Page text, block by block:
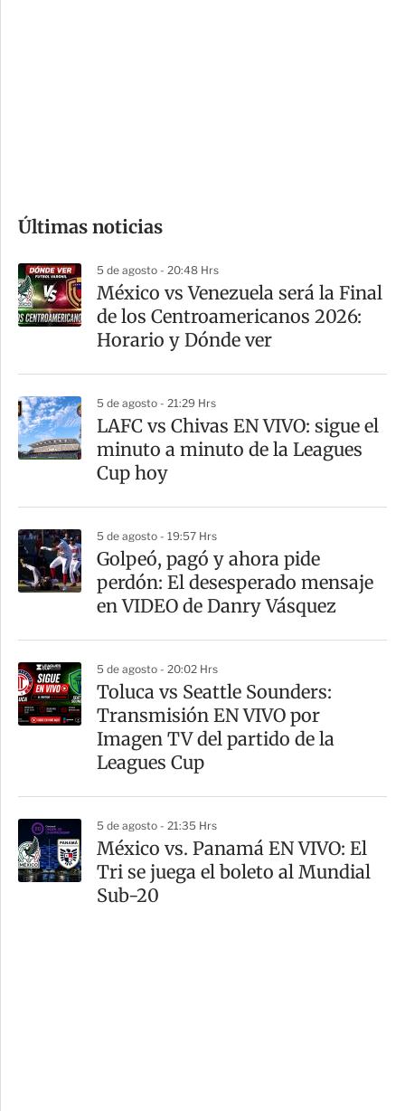
m
a
r
t
Últimas noticias
5 de agosto - 20:48 Hrs
México vs Venezuela será la Final
de los Centroamericanos 2026:
Horario y Dónde ver
5 de agosto - 21:29 Hrs
LAFC vs Chivas EN VIVO: sigue el
minuto a minuto de la Leagues
Cup hoy
5 de agosto - 19:57 Hrs
Golpeó, pagó y ahora pide
perdón: El desesperado mensaje
en VIDEO de Danry Vásquez
5 de agosto - 20:02 Hrs
Toluca vs Seattle Sounders:
Transmisión EN VIVO por
Imagen TV del partido de la
Leagues Cup
5 de agosto - 21:35 Hrs
México vs. Panamá EN VIVO: El
Tri se juega el boleto al Mundial
Sub-20